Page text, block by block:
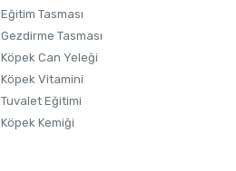
Eğitim Tasması
Gezdirme Tasması
Köpek Can Yeleği
Köpek Vitamini
Tuvalet Eğitimi
Köpek Kemiği